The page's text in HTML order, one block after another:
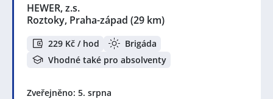
HEWER, z.s.
Roztoky, Praha-západ (29 km)
229 Kč / hod
Brigáda
Vhodné také pro absolventy
Zveřejněno: 5. srpna